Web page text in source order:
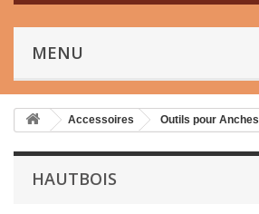
MENU
Accessoires Outils pour Anches
HAUTBOIS